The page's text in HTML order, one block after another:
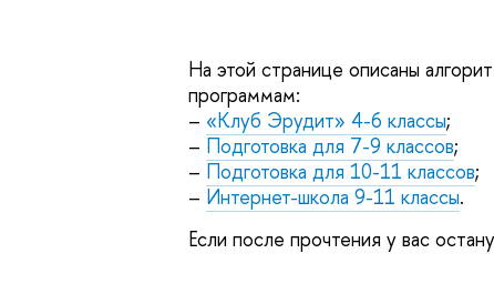
На этой странице описаны
программам:
– «Клуб Эрудит» 4-6 классы;
– Подготовка для 7-9 классо;
– Подготовка для 10-11 классо;
– Интернет-школа 9-11 классы.
Если после прочтения у вас